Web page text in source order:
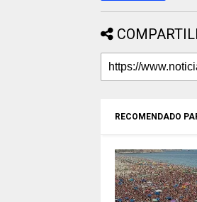
RECOMENDADO